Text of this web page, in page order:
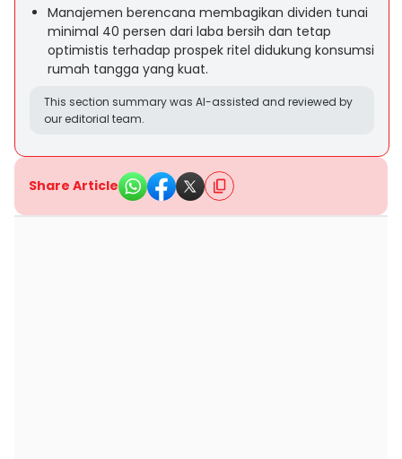
Manajemen berencana membagikan dividen tunai
minimal 40 persen dari laba bersih dan tetap
optimistis terhadap prospek ritel didukung konsumsi
rumah tangga yang kuat.
This section summary was AI-assisted and reviewed by
our editorial team.
Share Article